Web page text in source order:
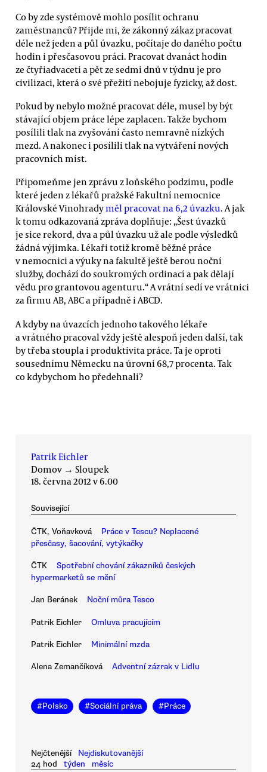
Co by zde systémově mohlo posílit ochranu
zaměstnanců? Přijde mi, že zákonný zákaz pracovat
déle než jeden a půl úvazku, počítaje do daného počtu
hodin i přesčasovou práci. Pracovat dvanáct hodin
ze čtyřiadvaceti a pět ze sedmi dnů v týdnu je pro
civilizaci, která o své přežití nebojuje fyzicky, až dost.
Pokud by nebylo možné pracovat déle, musel by být
stávající objem práce lépe zaplacen. Takže bychom
posílili tlak na zvyšování často nemravně nízkých
mezd. A nakonec i posílili tlak na vytváření nových
pracovních míst.
Připomeňme jen zprávu z loňského podzimu, podle
které jeden z lékařů pražské Fakultní nemocnice
Královské Vinohradyměl pracovat na 6,2 úvazku. A jak
k tomu odkazovaná zpráva doplňuje: „Šest úvazků
je sice rekord, dva a půl úvazku už ale podle výsledků
žádná výjimka. Lékaři totiž kromě běžné práce
v nemocnici a výuky na fakultě ještě berou noční
služby, dochází do soukromých ordinací a pak dělají
vědu pro grantovou agenturu.“ A vrátní sedí ve vrátnici
za firmu AB, ABC a případně i ABCD.
A kdyby na úvazcích jednoho takového lékaře
a vrátného pracoval vždy ještě alespoň jeden další, tak
by třeba stoupla i produktivita práce. Ta je oproti
sousednímu Německu na úrovni 68,7 procenta. Tak
co kdybychom ho předehnali?
Patrik Eichler
Domov → Sloupek
18. června 2012 v 6.00
Související
ČTK, Voňavková
Práce v Tescu? Neplacené
přesčasy, šacování, vytýkačky
ČTK
Spotřební chování zákazníků českých
hypermarketů se mění
Jan Beránek Noční můra Tesco
Patrik Eichler Omluva pracujícím
Patrik Eichler Minimální mzda
Alena Zemančíková Adventní zázrak v Lidlu
#Polsko #Sociální práva #Práce
Nejčtenější
Nejdiskutovanější
24 hod
týden měsíc